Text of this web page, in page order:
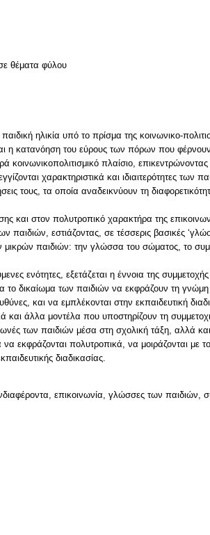
θέματα φύλου
ηλικία υπό το πρίσμα της κοινωνικο-
η κατανόηση του εύρους των πόρων που
κοινωνικοπολιτισμικό πλαίσιο,
χαρακτηριστικά και ιδιαιτερότητες των
τους, τα οποία αναδεικνύουν τη
και στον πολυτροπικό χαρακτήρα της
παιδιών, εστιάζοντας, σε τέσσερις βασικές
παιδιών: την γλώσσα του σώματος, το
ενότητες, εξετάζεται η έννοια της συμμετοχής
το δικαίωμα των παιδιών να εκφράζουν τη
και να εμπλέκονται στην εκπαιδευτική
άλλα μοντέλα που υποστηρίζουν τη
των παιδιών μέσα στη σχολική τάξη, αλλά
εκφράζονται πολυτροπικά, να μοιράζονται με
επικοινωνία, γλώσσες των παιδιών,